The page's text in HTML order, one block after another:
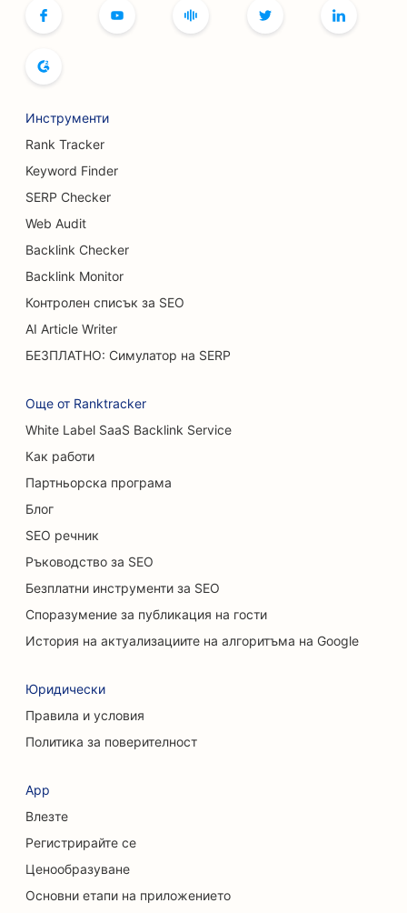
SEO за услуги с ботокс и филъри
SEO за боулинг зали
SEO оптимизация за услуги за уголемяване на
гърдите
SEO за бюфетни ресторанти
SEO за магазини за торти
SEO за автокъщи
SEO за хирурзи по изгаряния
SEO за автомивки
SEO оптимизация за ресторанти с
нестандартно меню
SEO за услуги за химически пилинг
SEO за котешки кафенета
SEO за услуги за почистване
SEO за кафенета
SEO за козметични хирурзи
SEO за магазини за дрехи
SEO оптимизация за услуги за обмен на валута
Инструменти
Rank Tracker
Keyword Finder
SERP Checker
Web Audit
Backlink Checker
Backlink Monitor
Контролен списък за SEO
AI Article Writer
БЕЗПЛАТНО: Симулатор на SERP
Още от Ranktracker
White Label SaaS Backlink Service
Как работи
Партньорска програма
Блог
SEO речник
Ръководство за SEO
Безплатни инструменти за SEO
Споразумение за публикация на гости
История на актуализациите на алгоритъма на Google
Юридически
Правила и условия
Политика за поверителност
App
Влезте
Регистрирайте се
Ценообразуване
Основни етапи на приложението